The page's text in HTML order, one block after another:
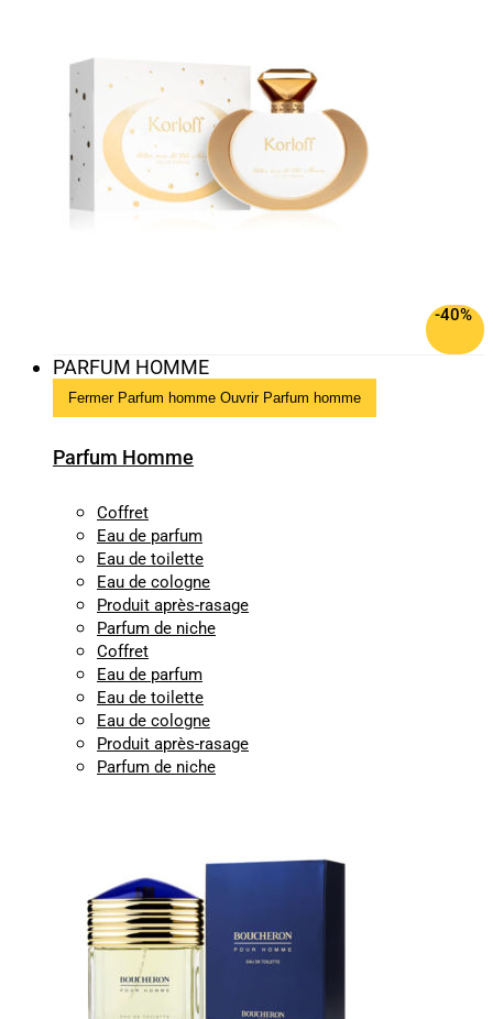
-40%
PARFUM HOMME
Fermer Parfum homme Ouvrir Parfum homme
Parfum Homme
Coffret
Eau de parfum
Eau de toilette
Eau de cologne
Produit après-rasage
Parfum de niche
Coffret
Eau de parfum
Eau de toilette
Eau de cologne
Produit après-rasage
Parfum de niche